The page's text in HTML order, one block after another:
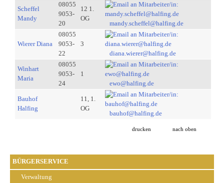
BÜRGERSERVICE
Verwaltung
Scheffel
Mandy
08055
9053-
20
12 1.
OG
mandy.scheffel@halfing.de
Wierer Diana
08055
9053-
22
3
diana.wierer@halfing.de
Winhart
Maria
08055
9053-
24
1
ewo@halfing.de
Bauhof
Halfing
11, 1.
OG
bauhof@halfing.de
drucken nach oben